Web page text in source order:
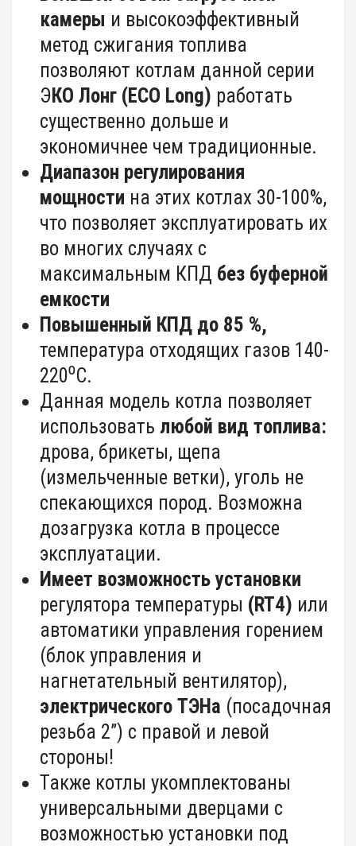
камеры и высокоэффективный
метод сжигания топлива
позволяют котлам данной серии
ЭКО Лонг (ECO Long) работать
существенно дольше и
экономичнее чем традиционные.
Диапазон регулирования
мощности на этих котлах 30-100%,
что позволяет эксплуатировать их
во многих случаях с
максимальным КПД без буферной
емкости
Повышенный КПД до 85 %,
температура отходящих газов 140-
220⁰С.
Данная модель котла позволяет
использовать любой вид топлива:
дрова, брикеты, щепа
(измельченные ветки), уголь не
спекающихся пород. Возможна
дозагрузка котла в процессе
эксплуатации.
Имеет возможность установки
регулятора температуры (RT4) или
автоматики управления горением
(блок управления и
нагнетательный вентилятор),
электрического ТЭНа (посадочная
резьба 2”) с правой и левой
стороны!
Также котлы укомплектованы
универсальными дверцами с
возможностью установки под